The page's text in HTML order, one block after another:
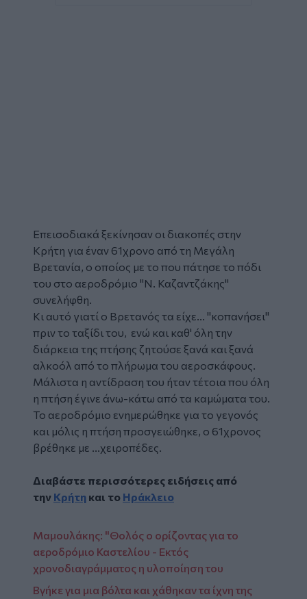
Επεισοδιακά ξεκίνησαν οι διακοπές στην
Κρήτη για έναν 61χρονο από τη Μεγάλη
Βρετανία, ο οποίος με το που πάτησε το πόδι
του στο αεροδρόμιο "Ν. Καζαντζάκης"
συνελήφθη.
Κι αυτό γιατί ο Βρετανός τα είχε... "κοπανήσει"
πριν το ταξίδι του, ενώ και καθ' όλη την
διάρκεια της πτήσης ζητούσε ξανά και ξανά
αλκοόλ από το πλήρωμα του αεροσκάφους.
Μάλιστα η αντίδραση του ήταν τέτοια που όλη
η πτήση έγινε άνω-κάτω από τα καμώματα του.
Το αεροδρόμιο ενημερώθηκε για το γεγονός
και μόλις η πτήση προσγειώθηκε, ο 61χρονος
βρέθηκε με ...χειροπέδες.
Διαβάστε περισσότερες ειδήσεις από
την Κρήτη και το Ηράκλειο
Μαμουλάκης: "Θολός ο ορίζοντας για το
αεροδρόμιο Καστελίου - Εκτός
χρονοδιαγράμματος η υλοποίηση του
Βγήκε για μια βόλτα και χάθηκαν τα ίχνη της